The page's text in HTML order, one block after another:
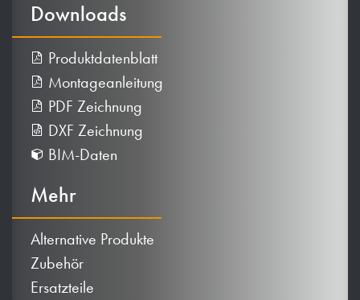
Downloads
Produktdatenblatt
Montageanleitung
PDF Zeichnung
DXF Zeichnung
BIM-Daten
Mehr
Alternative Produkte
Zubehör
Ersatzteile